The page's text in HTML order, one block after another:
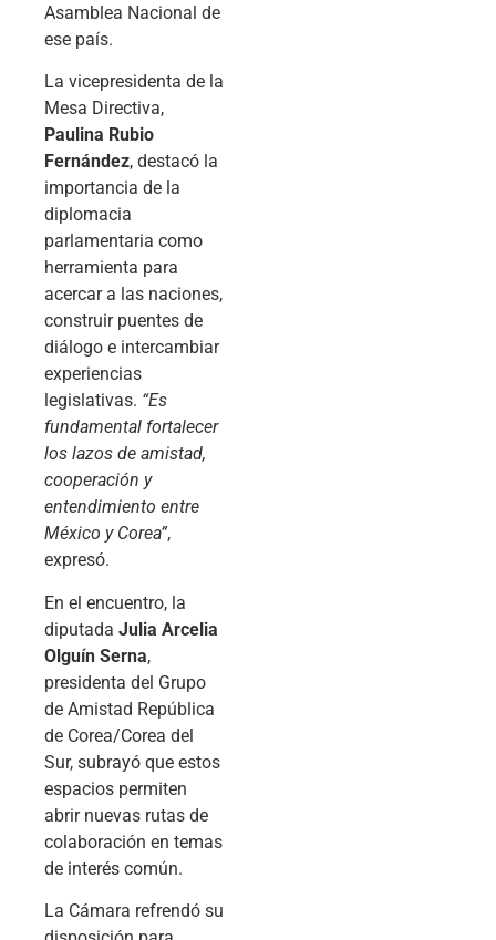
Asamblea Nacional de
ese país.
La vicepresidenta de la
Mesa Directiva,
Paulina Rubio
Fernández, destacó la
importancia de la
diplomacia
parlamentaria como
herramienta para
acercar a las naciones,
construir puentes de
diálogo e intercambiar
experiencias
legislativas. “Es
fundamental fortalecer
los lazos de amistad,
cooperación y
entendimiento entre
México y Corea”,
expresó.
En el encuentro, la
diputada Julia Arcelia
Olguín Serna,
presidenta del Grupo
de Amistad República
de Corea/Corea del
Sur, subrayó que estos
espacios permiten
abrir nuevas rutas de
colaboración en temas
de interés común.
La Cámara refrendó su